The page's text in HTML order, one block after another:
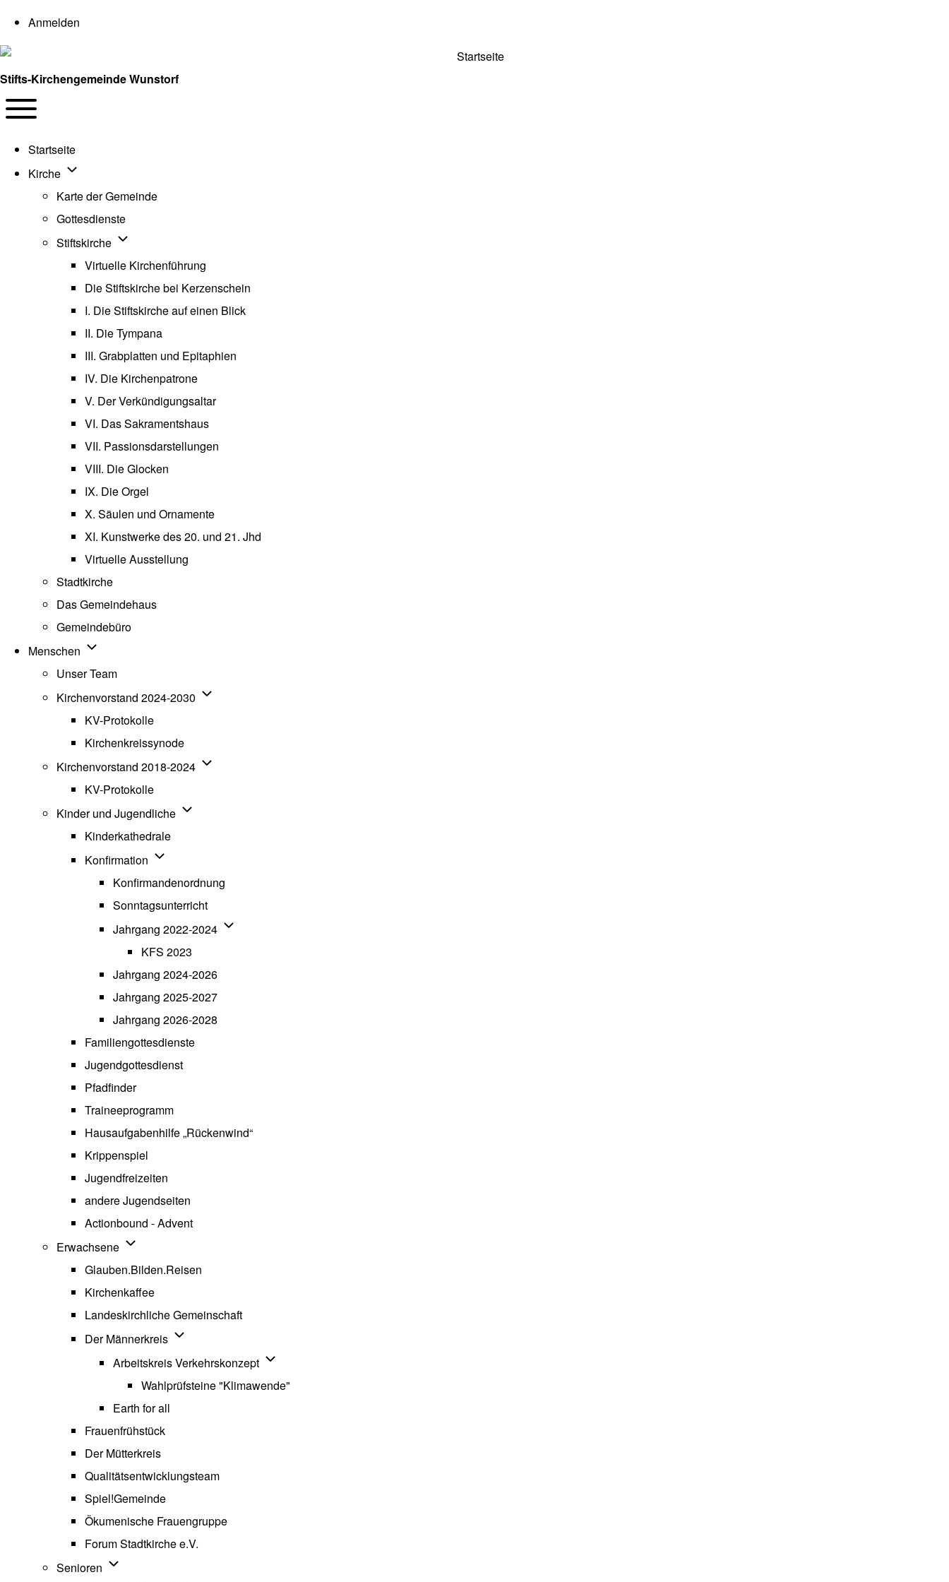
User account menu
Anmelden
Stifts-Kirchengemeinde Wunstorf
Navigation
Startseite
Kirche Unternavigation von Kirche
Karte der Gemeinde
Gottesdienste
Stiftskirche Unternavigation von Stiftskirche
Virtuelle Kirchenführung
Die Stiftskirche bei Kerzenschein
I. Die Stiftskirche auf einen Blick
II. Die Tympana
III. Grabplatten und Epitaphien
IV. Die Kirchenpatrone
V. Der Verkündigungsaltar
VI. Das Sakramentshaus
VII. Passionsdarstellungen
VIII. Die Glocken
IX. Die Orgel
X. Säulen und Ornamente
XI. Kunstwerke des 20. und 21. Jhd
Virtuelle Ausstellung
Stadtkirche
Das Gemeindehaus
Gemeindebüro
Menschen Unternavigation von Menschen
Unser Team
Kirchenvorstand 2024-2030 Unternavigation von Kirchenvorstand 2024-2030
KV-Protokolle
Kirchenkreissynode
Kirchenvorstand 2018-2024 Unternavigation von Kirchenvorstand 2018-2024
KV-Protokolle
Kinder und Jugendliche Unternavigation von Kinder und Jugendliche
Kinderkathedrale
Konfirmation Unternavigation von Konfirmation
Konfirmandenordnung
Sonntagsunterricht
Jahrgang 2022-2024 Unternavigation von Jahrgang 2022-2024
KFS 2023
Jahrgang 2024-2026
Jahrgang 2025-2027
Jahrgang 2026-2028
Familiengottesdienste
Jugendgottesdienst
Pfadfinder(opens in new tab)
Traineeprogramm
Hausaufgabenhilfe „Rückenwind“
Krippenspiel
Jugendfreizeiten
andere Jugendseiten
Actionbound - Advent
Erwachsene Unternavigation von Erwachsene
Glauben.Bilden.Reisen
Kirchenkaffee
Landeskirchliche Gemeinschaft
Der Männerkreis Unternavigation von Der Männerkreis
Arbeitskreis Verkehrskonzept Unternavigation von Arbeitskreis Verkehrskonzept
Wahlprüfsteine "Klimawende"
Earth for all
Frauenfrühstück
Der Mütterkreis
Qualitätsentwicklungsteam
Spiel!Gemeinde
Ökumenische Frauengruppe
Forum Stadtkirche e.V.
Senioren Unternavigation von Senioren